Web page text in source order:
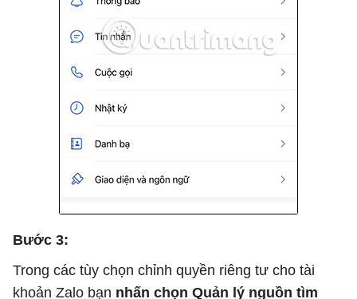
Bước 3:
Trong các tùy chọn chỉnh quyền riêng tư cho tài
khoản Zalo bạn nhấn chọn Quản lý nguồn tìm